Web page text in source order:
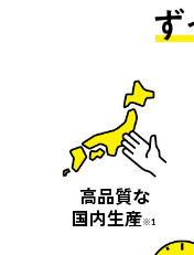
高品質な
国内生産※1